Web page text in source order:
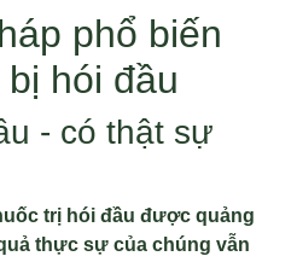
phổ biến
hói đầu
- có thật sự
trị hói đầu được quảng
thực sự của chúng vẫn